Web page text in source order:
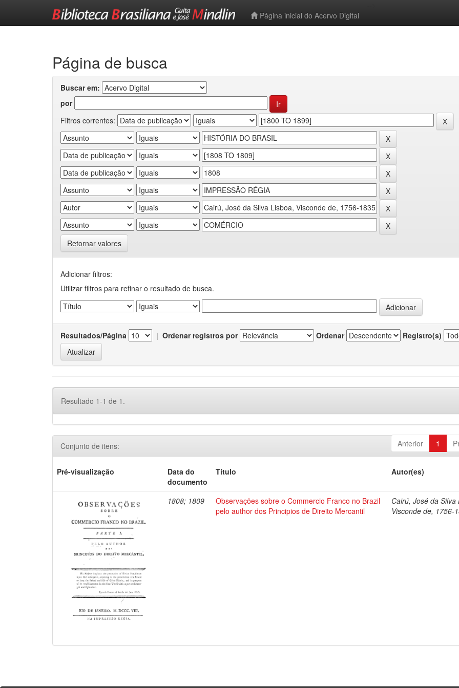
Página inicial do Acervo Digital
Página de busca
Buscar em:
por
Filtros correntes:
Retornar valores
Adicionar filtros:
Utilizar filtros para refinar o resultado de busca.
Resultados/Página | Ordenar registros por Ordenar Registro(s)
Resultado 1-1 de 1.
Anterior 1
Conjunto de itens:
Pré-visualização
Data do
documento
Título Autor(es)
1808; 1809
Observações sobre o Commercio Franco no Brazil
pelo author dos Principios de Direito Mercantil
Cairú, José da Silva
Visconde de, 1756-